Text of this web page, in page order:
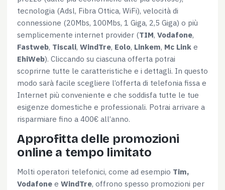
Consenso Dettagli Informazioni sui cookie
Questo sito web utilizza i cookie
Utilizziamo i cookie per personalizzare contenuti ed
annunci, per fornire funzionalità dei social media e per
analizzare il nostro traffico. Condividiamo inoltre
nostri partner che si occupano di analisi dei dati web,
pubblicità e social media, i quali potrebbero combinarle
raccolto dal tuo utilizzo dei loro servizi.
tecnologia (Adsl, Fibra Ottica, WiFi), velocità di
connessione (20Mbs, 100Mbs, 1 Giga, 2,5 Giga) o più
semplicemente internet provider (TIM, Vodafone,
Fastweb, Tiscali, WindTre, Eolo, Linkem, Mc Link e
EhiWeb). Cliccando su ciascuna offerta potrai
scoprirne tutte le caratteristiche e i dettagli. In questo
modo sarà facile scegliere l’offerta di telefonia fissa e
Internet più conveniente e che soddisfa tutte le tue
esigenze domestiche e professionali. Potrai arrivare a
risparmiare fino a 400€ all’anno.
Approfitta delle promozioni
online a tempo limitato
Molti operatori telefonici, come ad esempio Tim,
Vodafone e WindTre, offrono spesso promozioni per